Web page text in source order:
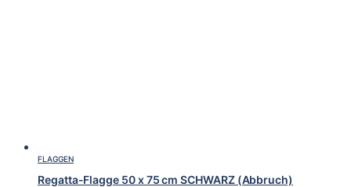
FLAGGEN
Regatta-Flagge 50 x 75 cm SCHWARZ (Abbruch)